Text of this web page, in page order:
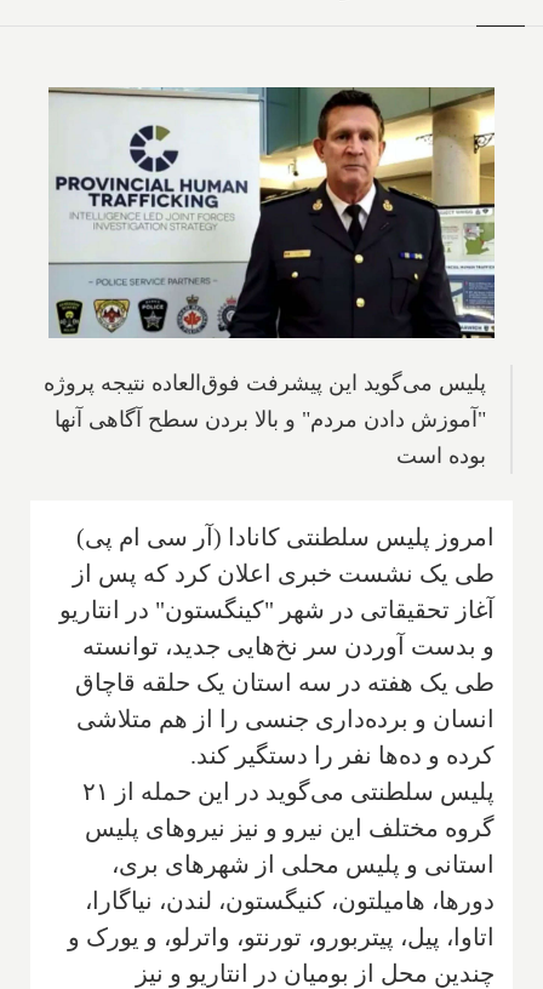
پلیس می‌گوید این پیشرفت فوق‌العاده نتیجه پروژه
"آموزش دادن مردم" و بالا بردن سطح آگاهی آنها
بوده است
امروز پلیس سلطنتی کانادا (آر سی ام پی)
طی یک نشست خبری اعلان کرد که پس از
آغاز تحقیقاتی در شهر "کینگستون" در انتاریو
و بدست آوردن سر نخ‌هایی جدید، توانسته
طی یک هفته در سه استان یک حلقه قاچاق
انسان و برده‌داری جنسی را از هم متلاشی
کرده و ده‌ها نفر را دستگیر کند.
پلیس سلطنتی می‌گوید در این حمله از ۲۱
گروه مختلف این نیرو و نیز نیروهای پلیس
استانی و پلیس محلی از شهرهای بری،
دورها، هامیلتون، کنیگستون، لندن، نیاگارا،
اتاوا، پیل، پیتربورو، تورنتو، واترلو، و یورک و
چندین محل از بومیان در انتاریو و نیز